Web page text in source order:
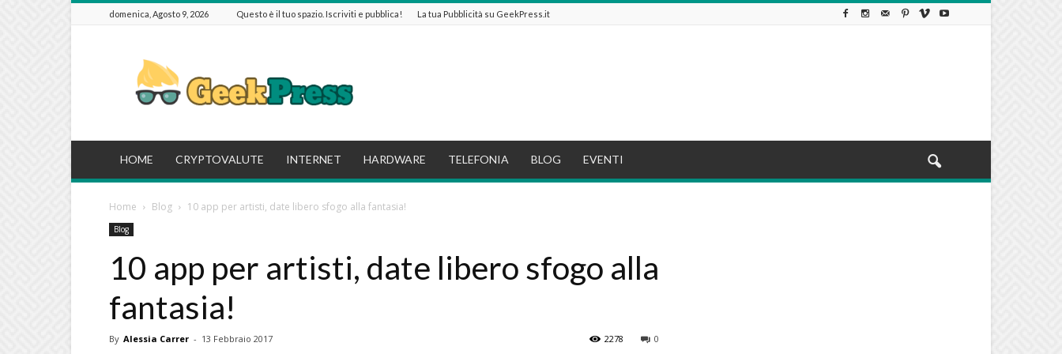
domenica, Agosto 9, 2026 Questo è il tuo spazio. Iscriviti e pubblica! La tua Pubblicità su GeekPress.it
HOME CRYPTOVALUTE INTERNET HARDWARE TELEFONIA BLOG EVENTI
Home Blog 10 app per artisti, date libero sfogo alla fantasia!
Blog
10 app per artisti, date libero sfogo alla
fantasia!
By Alessia Carrer - 13 Febbraio 2017 0
2278